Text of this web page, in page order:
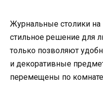
Журнальные столики на
стильное решение для
только позволяют
и декоративные
перемещены по